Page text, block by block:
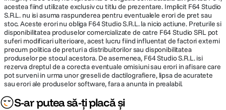
acestea fiind utilizate exclusiv cu titlu de prezentare. Implicit F64 Studio
S.R.L. nu isi asuma raspunderea pentru eventualele erori de pret sau
stoc. Aceste erori nu obliga F64 Studio S.R.L. la nicio actiune. Preturile si
disponibilitatea produselor comercializate de catre F64 Studio SRL pot
suferi modificari ulterioare, acest lucru fiind influentat de factori externi
precum politica de preturi a distribuitorilor sau disponibilitatea
produselor pe stocul acestora. De asemenea, F64 Studio S.R.L. isi
rezerva dreptul de a corecta eventuale omisiuni sau erori in afisare care
pot surveni in urma unor greseli de dactilografiere, lipsa de acuratete
sau erori ale produselor software, fara a anunta in prealabil.
S-ar putea să-ți placă și